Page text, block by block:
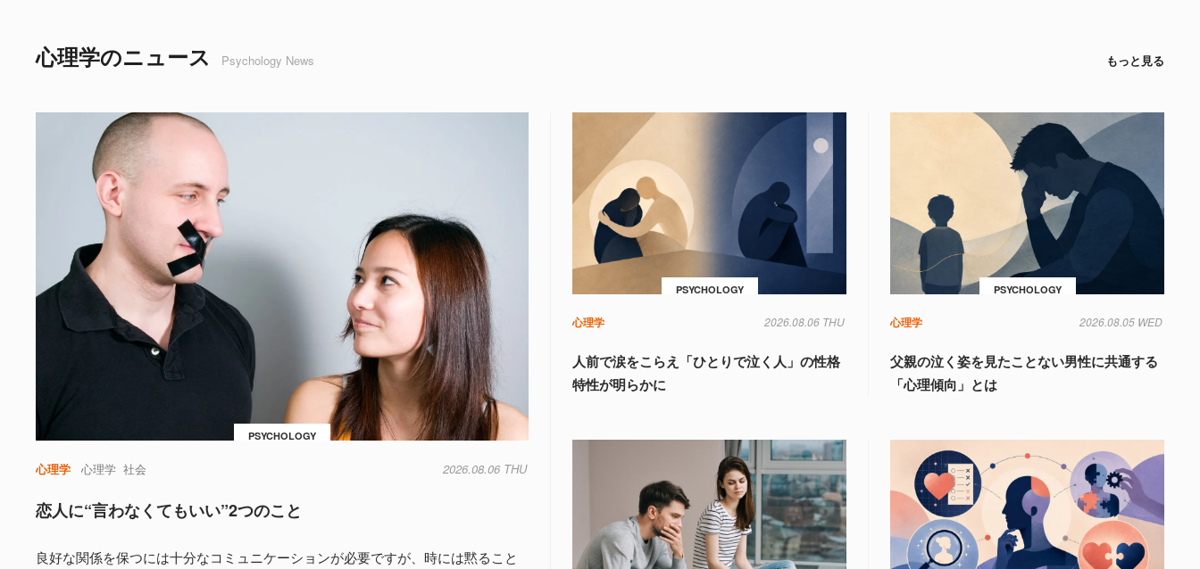
心理学のニュース Psychology News もっと見る
PSYCHOLOGY
心理学 心理学 社会 2026.08.06 THU
恋人に“言わなくてもいい”2つのこと
良好な関係を保つには十分なコミュニケーションが必要ですが、時には黙ること
PSYCHOLOGY
心理学 2026.08.06 THU
人前で涙をこらえ「ひとりで泣く人」の性格
特性が明らかに
PSYCHOLOGY
心理学 2026.08.05 WED
父親の泣く姿を見たことない男性に共通する
「心理傾向」とは